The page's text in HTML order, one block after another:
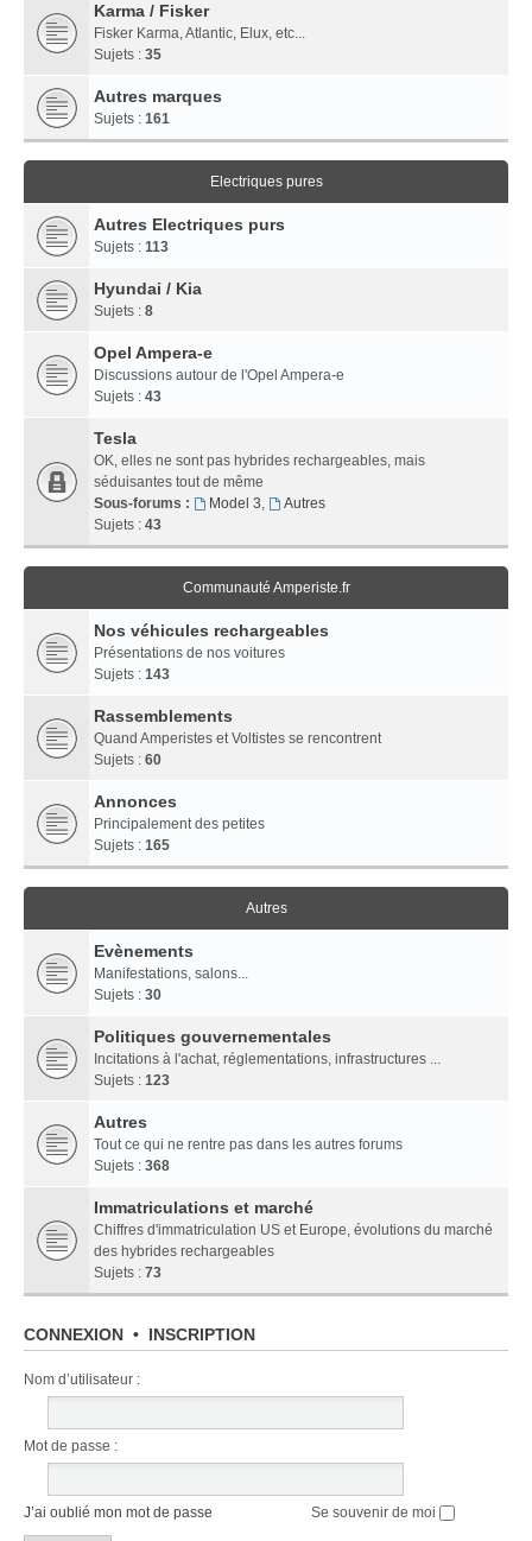
Karma / Fisker
Fisker Karma, Atlantic, Elux, etc...
Sujets : 35
Autres marques
Sujets : 161
Electriques pures
Autres Electriques purs
Sujets : 113
Hyundai / Kia
Sujets : 8
Opel Ampera-e
Discussions autour de l'Opel Ampera-e
Sujets : 43
Tesla
OK, elles ne sont pas hybrides rechargeables, mais
séduisantes tout de même
Sous-forums :
Model 3,
Autres
Sujets : 43
Communauté Amperiste.fr
Nos véhicules rechargeables
Présentations de nos voitures
Sujets : 143
Rassemblements
Quand Amperistes et Voltistes se rencontrent
Sujets : 60
Annonces
Principalement des petites
Sujets : 165
Autres
Evènements
Manifestations, salons...
Sujets : 30
Politiques gouvernementales
Incitations à l'achat, réglementations, infrastructures ...
Sujets : 123
Autres
Tout ce qui ne rentre pas dans les autres forums
Sujets : 368
Immatriculations et marché
Chiffres d'immatriculation US et Europe, évolutions du marché
des hybrides rechargeables
Sujets : 73
CONNEXION • INSCRIPTION
Nom d’utilisateur :
Mot de passe :
J’ai oublié mon mot de passe Se souvenir de moi